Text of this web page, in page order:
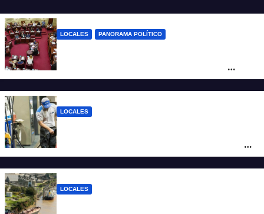
LOCALES PANORAMA POLÍTICO
Santa Fe
LOCALES
ciudad de Santa Fe: la nafta súper superó
los $2.100 y llenar el tanque cuesta más
LOCALES